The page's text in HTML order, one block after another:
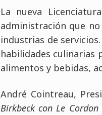
La nueva
administración que
industrias de
habilidades culinarias
alimentos y bebidas,
André Cointreau,
Birkbeck con Le